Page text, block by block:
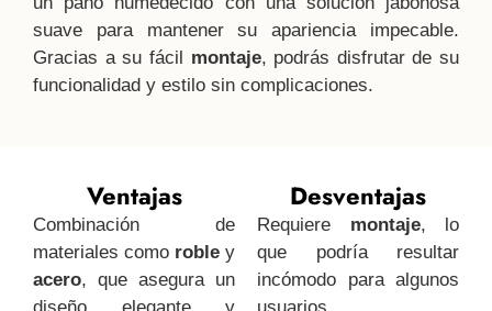
suave para mantener su apariencia impecable.
Gracias a su fácil montaje, podrás disfrutar de su
funcionalidad y estilo sin complicaciones.
Ventajas
Combinación de
materiales como roble y
acero, que asegura un
Desventajas
Requiere montaje, lo
que podría resultar
incómodo para algunos